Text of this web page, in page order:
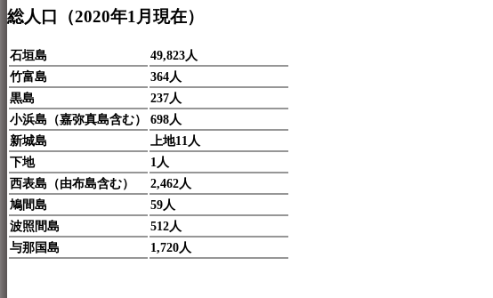
総人口（2020年1月現在）
石垣島
49,823人
竹富島
364人
黒島
237人
小浜島（嘉弥真島含む）
698人
新城島
上地11人
下地
1人
西表島（由布島含む）
2,462人
鳩間島
59人
波照間島
512人
与那国島
1,720人